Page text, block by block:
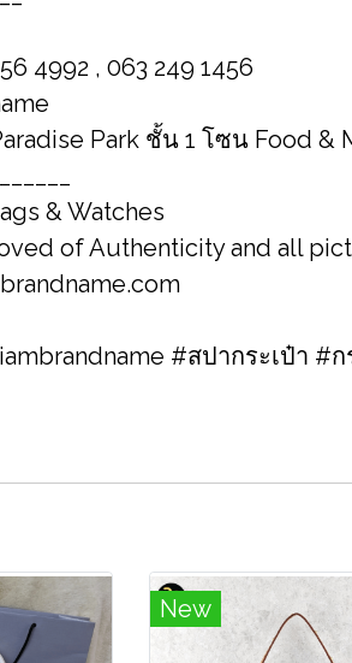
4992 , 063 249 1456
Park ชั้น 1 โซน Food &
& Watches
of Authenticity and all
#สปากระเป๋า
New